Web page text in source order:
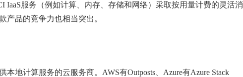
IaaS服务（例如计算、内存、存储和网络）采取按用量计费的灵活消
产品的竞争力也相当突出。
计算服务的云服务商。AWS有Outposts、Azure有Azure Stack